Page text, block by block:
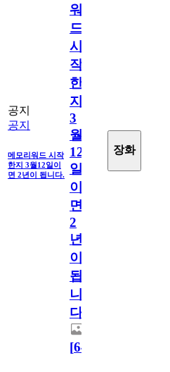
공지
공지
메모리워드 시작
한지 3월12일이
면 2년이 됩니다.
워
드
시
작
한
지
3
월
12
일
이
면
2
년
이
됩
니
다.
[64
장화